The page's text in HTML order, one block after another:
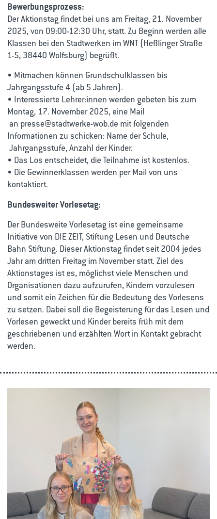
Bewerbungsprozess:
Der Aktionstag findet bei uns am Freitag, 21. November
2025, von 09:00-12:30 Uhr, statt. Zu Beginn werden alle
Klassen bei den Stadtwerken im WNT (Heßlinger Straße
1-5, 38440 Wolfsburg) begrüßt.
• Mitmachen können Grundschulklassen bis
Jahrgangsstufe 4 (ab 5 Jahren).
• Interessierte Lehrer:innen werden gebeten bis zum
Montag, 17. November 2025, eine Mail
an presse@stadtwerke-wob.de mit folgenden
Informationen zu schicken: Name der Schule,
Jahrgangsstufe, Anzahl der Kinder.
• Das Los entscheidet, die Teilnahme ist kostenlos.
• Die Gewinnerklassen werden per Mail von uns
kontaktiert.
Bundesweiter Vorlesetag:
Der Bundesweite Vorlesetag ist eine gemeinsame
Initiative von DIE ZEIT, Stiftung Lesen und Deutsche
Bahn Stiftung. Dieser Aktionstag findet seit 2004 jedes
Jahr am dritten Freitag im November statt. Ziel des
Aktionstages ist es, möglichst viele Menschen und
Organisationen dazu aufzurufen, Kindern vorzulesen
und somit ein Zeichen für die Bedeutung des Vorlesens
zu setzen. Dabei soll die Begeisterung für das Lesen und
Vorlesen geweckt und Kinder bereits früh mit dem
geschriebenen und erzählten Wort in Kontakt gebracht
werden.